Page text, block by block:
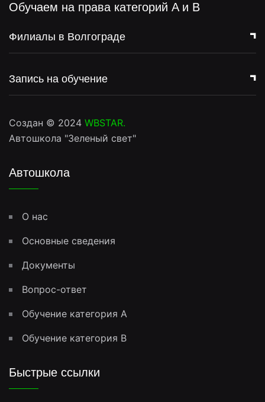
Обучаем на права категорий A и B
Филиалы в Волгограде
Запись на обучение
Создан © 2024 WBSTAR.
Автошкола "Зеленый свет"
Автошкола
О нас
Основные сведения
Документы
Вопрос-ответ
Обучение категория A
Обучение категория B
Быстрые ссылки